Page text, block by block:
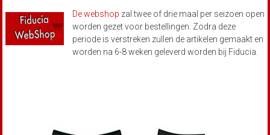
De webshop zal twee of drie maal per seizoen open
worden gezet voor bestellingen. Zodra deze
periode is verstreken zullen de artikelen gemaakt en
worden na 6-8 weken geleverd worden bij Fiducia.